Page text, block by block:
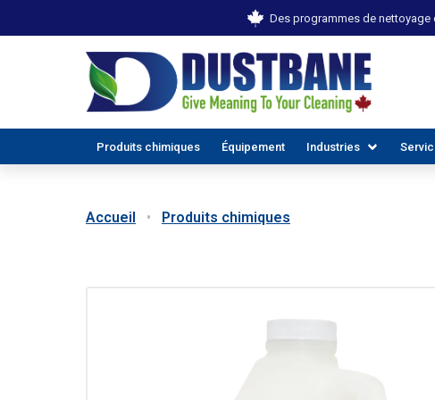
Des programmes de nettoyage
Produits chimiques Équipement Industries
Accueil Produits chimiques